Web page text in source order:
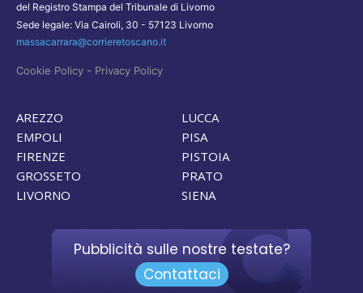
del Registro Stampa del Tribunale di Livorno
Sede legale: Via Cairoli, 30 - 57123 Livorno
massacarrara@corrieretoscano.it
Cookie Policy - Privacy Policy
AREZZO
EMPOLI
FIRENZE
GROSSETO
LIVORNO
LUCCA
PISA
PISTOIA
PRATO
SIENA
Pubblicità sulle nostre testate?
Contattaci